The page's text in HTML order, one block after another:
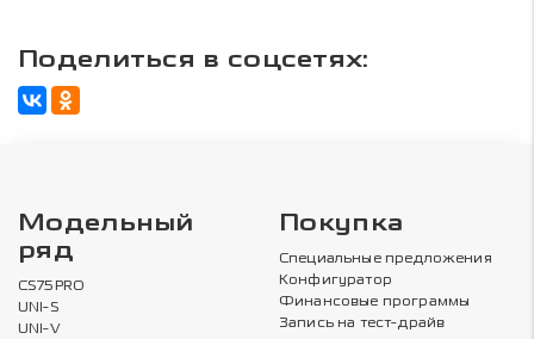
Поделиться в соцсетях:
Модельный
ряд
CS75PRO
UNI-S
UNI-V
Покупка
Специальные предложения
Конфигуратор
Финансовые программы
Запись на тест-драйв